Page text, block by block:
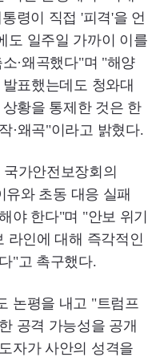
령이 직접 '피격'을 언
도 일주일 가까이 이를
·왜곡했다"며 "해양
표했는데도 청와대
황을 통제한 것은 한
·왜곡"이라고 밝혔다.
가안전보장회의
유와 초동 대응 실패
야 한다"며 "안보 위기
라인에 대해 즉각적인
"고 촉구했다.
논평을 내고 "트럼프
공격 가능성을 공개
자가 사안의 성격을